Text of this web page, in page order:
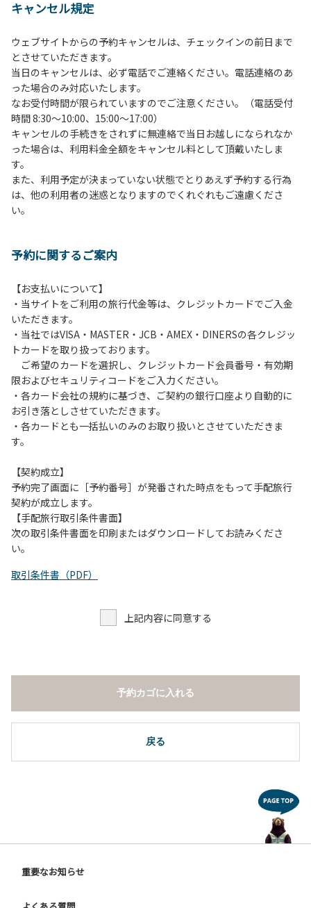
２、中学生以下だけでの利用はできません。高校生以上の方
３、テントサイト（多目的広場を含む。）の使用は、事前に
予約いただいた方のみで、連泊の方を除き、正午からです。
基本的に、テント1張りにつき1区画の予約をお願いします。
管理棟にてチェックインの手続きを行ってください。午後3
時前にお越しの方は、午後3時になりましたら管理棟にて手
続きを行ってください。午後5時過ぎにお越しの方は、翌朝
手続きを行ってください。
４、車両は、荷物の積み下ろし時以外は、駐車場にとめてく
ださい。
５、チェックアウトは、午前10時まで（日帰り使用の場合は
午後5時まで）です。チェックインの手続きを行っていない
方や使用人数が増えた場合は、必ず手続きを行ってくださ
ら午前10時までの間にゴミステーションに出してください。
は、お持ち帰りをお願いします。
【禁止事項】
カラオケ、発電機、地面での直火による焚き火、キャンプフ
ァイヤー、打ち上げ式花火、テントサウナの設置
【注意事項】
当キャンプ場のそばを流れる歴舟川は、上流で雨が降ると短
時間で増水し、川原で遊んでいると大変危険な状態になりや
すく、過去にも増水により人が流される事故が数件起きてい
（１）川原にテントやタープを張らない。
（２）雨が降ったときは川原で遊ばない。
（３）カムイコタン公園キャンプ場で雨が降らなくても、上
流で雨が降り急に増水することがあるので、水の濁りに注意
し、濁り始めたときには直ちに川原での遊びを中止する。
（４）キャンプ場の管理者や地元住民から川についての注意
キャンセル規定
ウェブサイトからの予約キャンセルは、チェックインの前日まで
とさせていただきます。
当日のキャンセルは、必ず電話でご連絡ください。電話連絡のあ
った場合のみ対応いたします。
なお受付時間が限られていますのでご注意ください。（電話受付
時間 8:30～10:00、15:00～17:00）
キャンセルの手続きをされずに無連絡で当日お越しになられなか
った場合は、利用料金全額をキャンセル料として頂戴いたしま
す。
また、利用予定が決まっていない状態でとりあえず予約する行為
は、他の利用者の迷惑となりますのでくれぐれもご遠慮くださ
い。
予約に関するご案内
【お支払いについて】
・当サイトをご利用の旅行代金等は、クレジットカードでご入金
いただきます。
・当社ではVISA・MASTER・JCB・AMEX・DINERSの各クレジッ
トカードを取り扱っております。
ご希望のカードを選択し、クレジットカード会員番号・有効期
限およびセキュリティコードをご入力ください。
・各カード会社の規約に基づき、ご契約の銀行口座より自動的に
お引き落としさせていただきます。
・各カードとも一括払いのみのお取り扱いとさせていただきま
す。
【契約成立】
予約完了画面に［予約番号］が発番された時点をもって手配旅行
契約が成立します。
【手配旅行取引条件書面】
次の取引条件書面を印刷またはダウンロードしてお読みくださ
い。
取引条件書（PDF）
上記内容に同意する
戻る
予約カゴに入れる
重要なお知らせ